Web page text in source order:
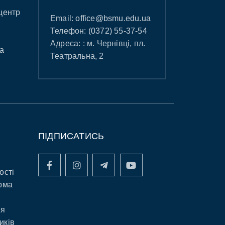
Email:office@bsmu.edu.ua
Телефон: (0372) 55-37-54
Адреса: : м. Чернівці, пл.
Театральна, 2
ПІДПИСАТИСЬ